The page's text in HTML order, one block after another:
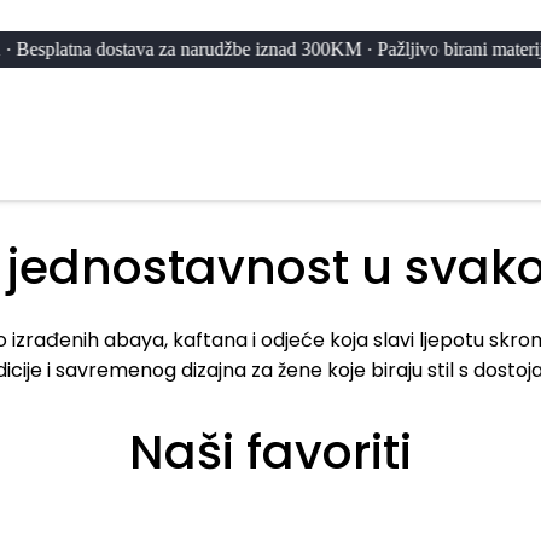
za narudžbe iznad 300KM · Pažljivo birani materijali i
u
izrađenih abaya, kaftana i odjeće koja slavi ljepotu
i savremenog dizajna za žene koje biraju stil s
Naši favoriti